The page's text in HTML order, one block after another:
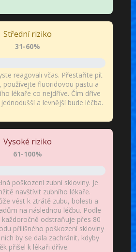
Střední riziko
31-60%
reagovali včas. Přestaňte pít
používejte fluoridovou pastu a
lékaře co nejdříve. Čím dříve
a levnější bude léčba.
Vysoké riziko
61-100%
poškození zubní skloviny. Je
navštívit zubního lékaře.
vést k ztrátě zubu, bolesti a
na následnou léčbu. Podle
každoročně odstraňuje přes 80
přílišného poškození skloviny
by se dala zachránit, kdyby
přišel k lékaři dříve.